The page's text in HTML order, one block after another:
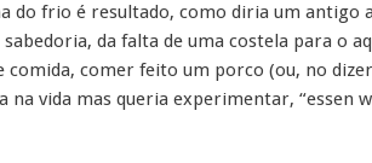
do frio é resultado, como diria um antigo
da falta de uma costela para o
comida, comer feito um porco (ou, no
na vida mas queria experimentar, “essen